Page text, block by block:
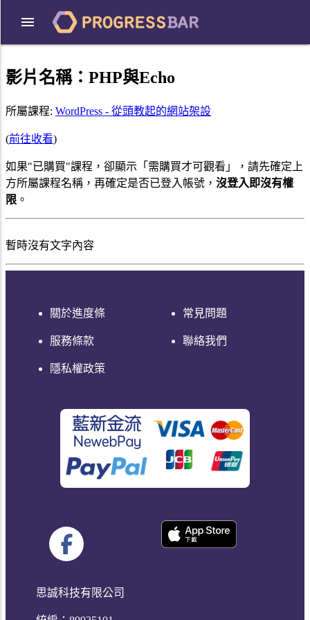
影片名稱： PHP與Echo
所屬課程: WordPress - 從頭教起的網站架設
(前往收看)
如果"已購買"課程，卻顯示「需購買才可觀看」，請先確定上
方所屬課程名稱，再確定是否已登入帳號， 沒登入即沒有權
限 。
暫時沒有文字內容
關於進度條
服務條款
隱私權政策
常見問題
聯絡我們
思誠科技有限公司